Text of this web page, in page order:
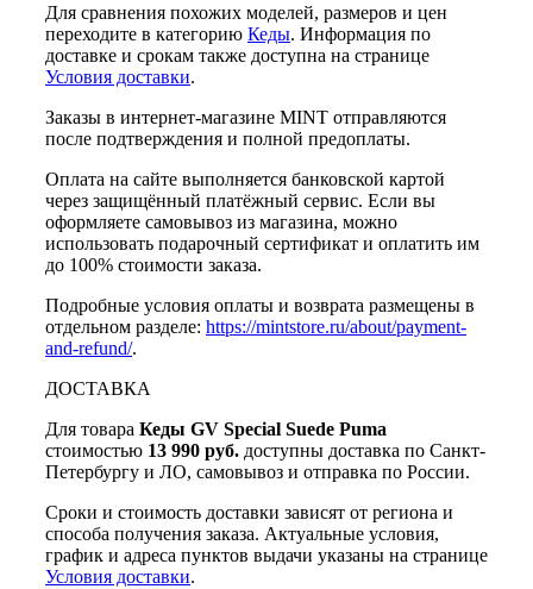
Для сравнения похожих моделей, размеров и цен
переходите в категорию Кеды. Информация по
доставке и срокам также доступна на странице
Условия доставки.
Заказы в интернет-магазине MINT отправляются
после подтверждения и полной предоплаты.
Оплата на сайте выполняется банковской картой
через защищённый платёжный сервис. Если вы
оформляете самовывоз из магазина, можно
использовать подарочный сертификат и оплатить им
до 100% стоимости заказа.
Подробные условия оплаты и возврата размещены в
отдельном разделе: https://mintstore.ru/about/payment-
and-refund/.
ДОСТАВКА
Для товара Кеды GV Special Suede Puma
стоимостью 13 990 руб. доступны доставка по Санкт-
Петербургу и ЛО, самовывоз и отправка по России.
Сроки и стоимость доставки зависят от региона и
способа получения заказа. Актуальные условия,
график и адреса пунктов выдачи указаны на странице
Условия доставки.